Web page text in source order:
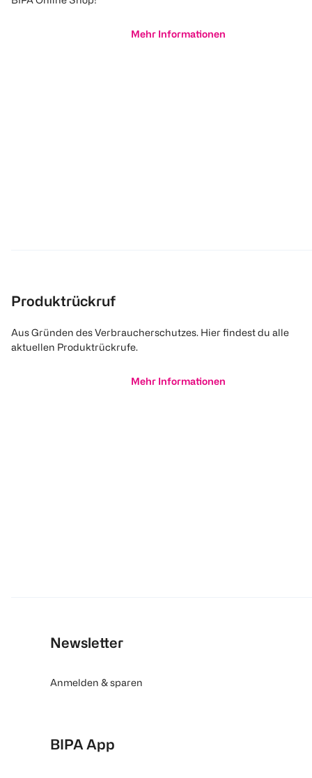
Mehr Informationen
Produktrückruf
Aus Gründen des Verbraucherschutzes. Hier findest du alle
aktuellen Produktrückrufe.
Mehr Informationen
Newsletter
Anmelden & sparen
BIPA App